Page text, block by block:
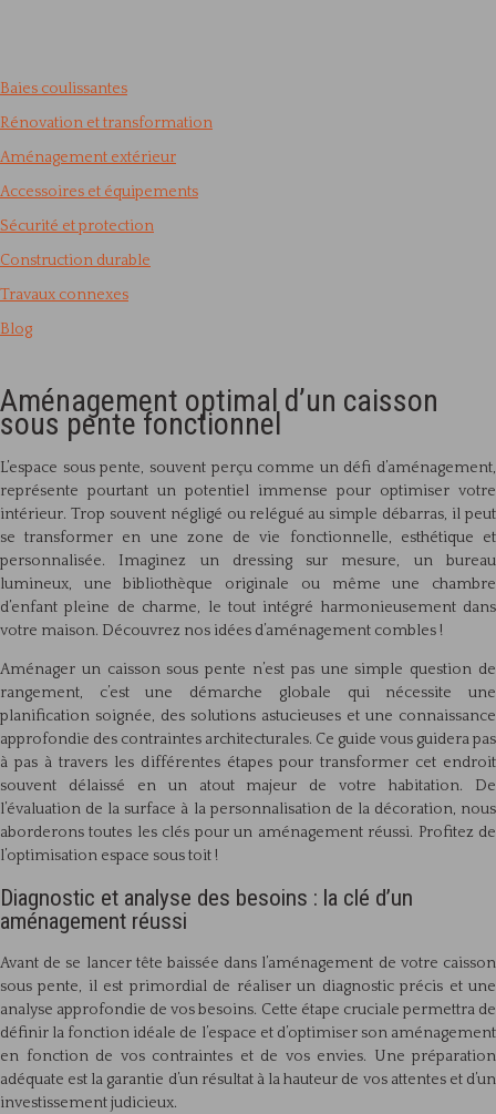
Baies coulissantes
Rénovation et transformation
Aménagement extérieur
Accessoires et équipements
Sécurité et protection
Construction durable
Travaux connexes
Blog
Aménagement optimal d’un caisson
sous pente fonctionnel
L’espace sous pente, souvent perçu comme un défi d’aménagement,
représente pourtant un potentiel immense pour optimiser votre
intérieur. Trop souvent négligé ou relégué au simple débarras, il peut
se transformer en une zone de vie fonctionnelle, esthétique et
personnalisée. Imaginez un dressing sur mesure, un bureau
lumineux, une bibliothèque originale ou même une chambre
d’enfant pleine de charme, le tout intégré harmonieusement dans
votre maison. Découvrez nos idées d’aménagement combles !
Aménager un caisson sous pente n’est pas une simple question de
rangement, c’est une démarche globale qui nécessite une
planification soignée, des solutions astucieuses et une connaissance
approfondie des contraintes architecturales. Ce guide vous guidera pas
à pas à travers les différentes étapes pour transformer cet endroit
souvent délaissé en un atout majeur de votre habitation. De
l’évaluation de la surface à la personnalisation de la décoration, nous
aborderons toutes les clés pour un aménagement réussi. Profitez de
l’optimisation espace sous toit !
Diagnostic et analyse des besoins : la clé d’un
aménagement réussi
Avant de se lancer tête baissée dans l’aménagement de votre caisson
sous pente, il est primordial de réaliser un diagnostic précis et une
analyse approfondie de vos besoins. Cette étape cruciale permettra de
définir la fonction idéale de l’espace et d’optimiser son aménagement
en fonction de vos contraintes et de vos envies. Une préparation
adéquate est la garantie d’un résultat à la hauteur de vos attentes et d’un
investissement judicieux.